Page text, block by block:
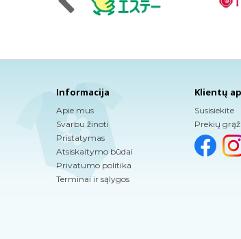
Informacija
Apie mus
Svarbu žinoti
Pristatymas
Atsiskaitymo būdai
Privatumo politika
Terminai ir sąlygos
Klientų
Susisiekite
Prekių